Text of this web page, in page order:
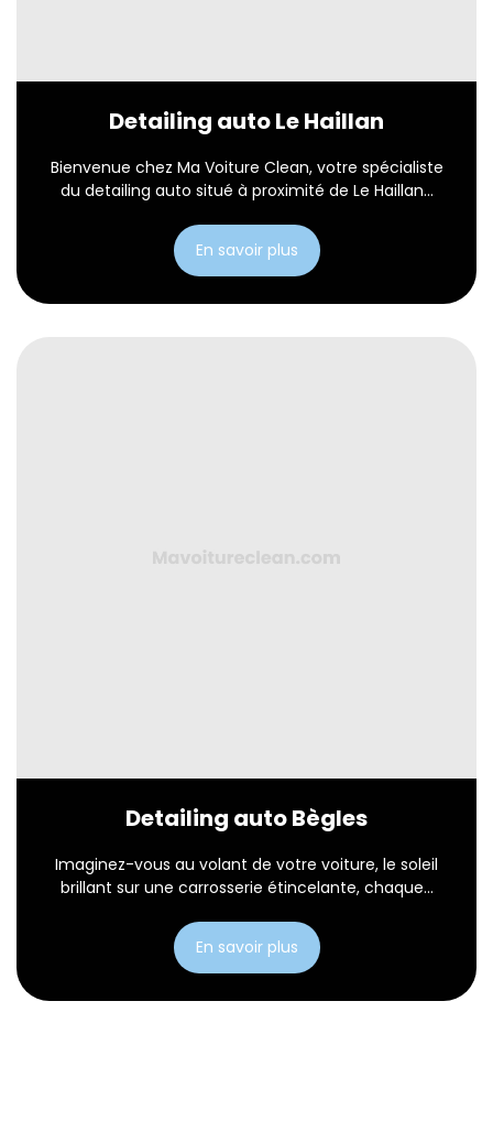
Detailing auto Le Haillan
Bienvenue chez Ma Voiture Clean, votre spécialiste
du detailing auto situé à proximité de Le Haillan...
En savoir plus
Detailing auto Bègles
Imaginez-vous au volant de votre voiture, le soleil
brillant sur une carrosserie étincelante, chaque...
En savoir plus